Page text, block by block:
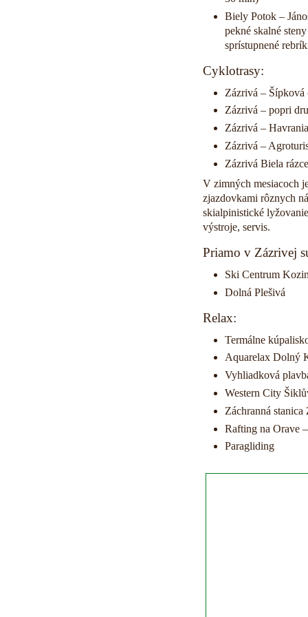
Biely Potok –
pekné skalné
sprístupnené
Cyklotrasy:
Zázrivá – Šípková
Zázrivá – popri
Zázrivá –
Zázrivá –
Zázrivá Biela
V zimných mesiacoch
zjazdovkami rôznych
skialpinistické
výstroje, servis.
Priamo v Zázrivej
Ski Centrum
Dolná Plešivá
Relax:
Termálne
Aquarelax Dolný
Vyhliadková
Western City
Záchranná stanica
Rafting na Orave
Paragliding